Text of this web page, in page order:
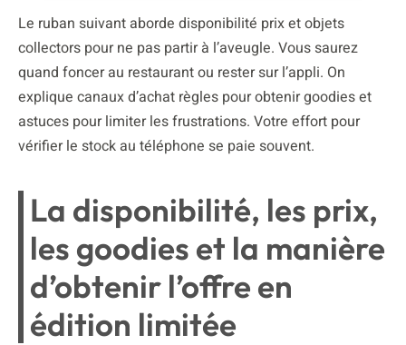
Le ruban suivant aborde disponibilité prix et objets
collectors pour ne pas partir à l’aveugle. Vous saurez
quand foncer au restaurant ou rester sur l’appli. On
explique canaux d’achat règles pour obtenir goodies et
astuces pour limiter les frustrations. Votre effort pour
vérifier le stock au téléphone se paie souvent.
La disponibilité, les prix,
les goodies et la manière
d’obtenir l’offre en
édition limitée